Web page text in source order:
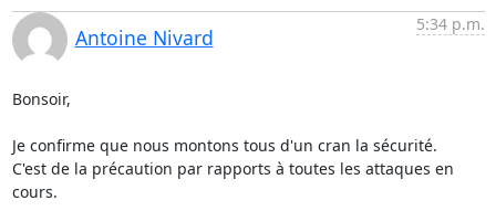
Antoine Nivard
5:34 p.m.
Bonsoir,
Je confirme que nous montons tous d'un cran la sécurité.
C'est de la précaution par rapports à toutes les attaques en
cours.